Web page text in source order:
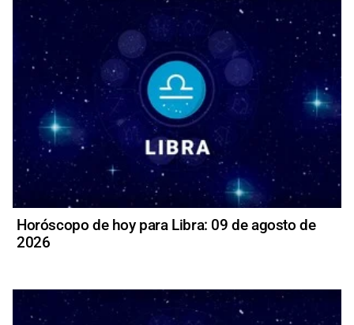
Horóscopo de hoy para Libra: 09 de agosto de
2026